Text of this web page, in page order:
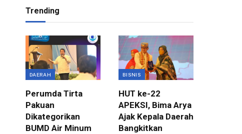
Trending
DAERAH
Perumda Tirta
Pakuan
Dikategorikan
BUMD Air Minum
BISNIS
HUT ke-22
APEKSI, Bima Arya
Ajak Kepala Daerah
Bangkitkan